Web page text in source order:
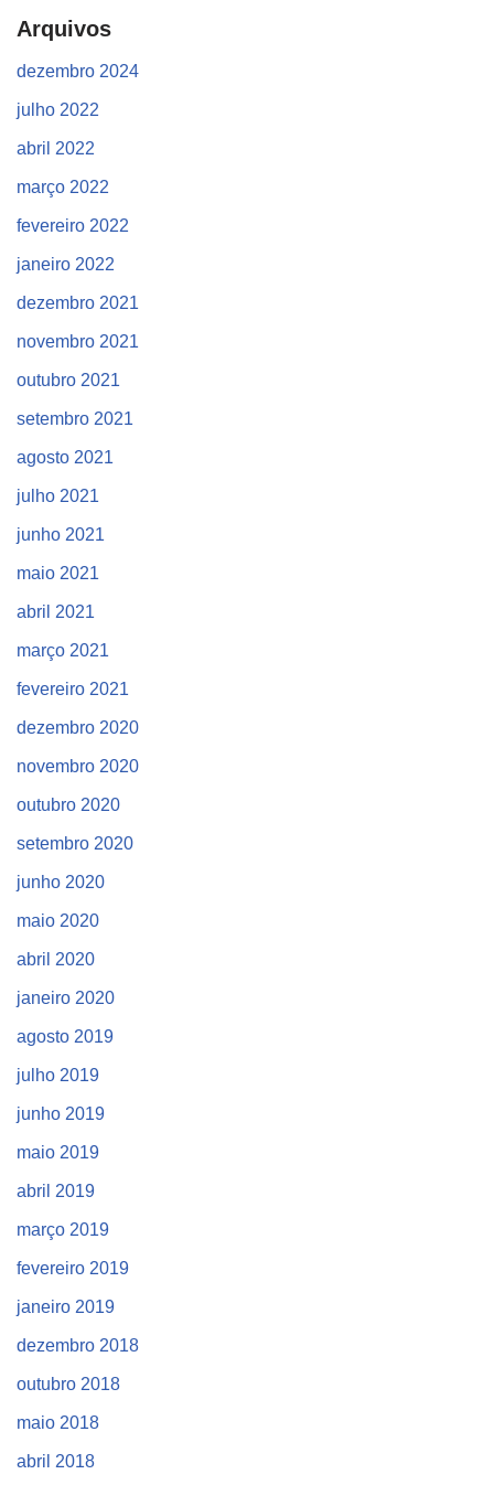
Arquivos
dezembro 2024
julho 2022
abril 2022
março 2022
fevereiro 2022
janeiro 2022
dezembro 2021
novembro 2021
outubro 2021
setembro 2021
agosto 2021
julho 2021
junho 2021
maio 2021
abril 2021
março 2021
fevereiro 2021
dezembro 2020
novembro 2020
outubro 2020
setembro 2020
junho 2020
maio 2020
abril 2020
janeiro 2020
agosto 2019
julho 2019
junho 2019
maio 2019
abril 2019
março 2019
fevereiro 2019
janeiro 2019
dezembro 2018
outubro 2018
maio 2018
abril 2018